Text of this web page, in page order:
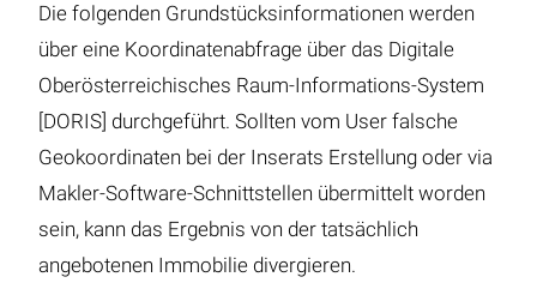
Die folgenden Grundstücksinformationen werden
über eine Koordinatenabfrage über das Digitale
Oberösterreichisches Raum-Informations-System
[DORIS] durchgeführt. Sollten vom User falsche
Geokoordinaten bei der Inserats Erstellung oder via
Makler-Software-Schnittstellen übermittelt worden
sein, kann das Ergebnis von der tatsächlich
angebotenen Immobilie divergieren.